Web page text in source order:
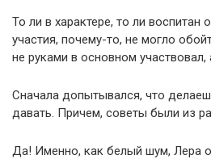
То ли в характере, то ли воспитан
участия, почему-то, не могло
не руками в основном участвовал,
Сначала допытывался, что
давать. Причем, советы были из
Да! Именно, как белый шум, Лера